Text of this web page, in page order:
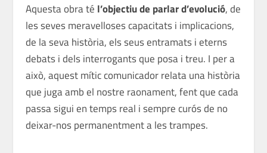
Aquesta obra té l’objectiu de parlar d’evolució, de
les seves meravelloses capacitats i implicacions,
de la seva història, els seus entramats i eterns
debats i dels interrogants que posa i treu. I per a
això, aquest mític comunicador relata una història
que juga amb el nostre raonament, fent que cada
passa sigui en temps real i sempre curós de no
deixar-nos permanentment a les trampes.